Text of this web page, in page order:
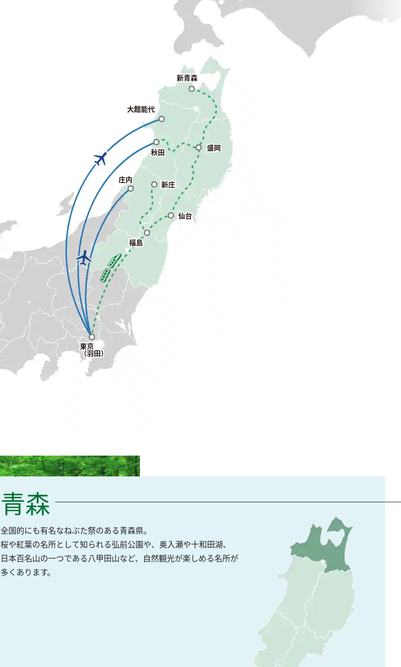
新青森
秋田
大館能代
盛岡
仙台
庄内 新庄
福島
東京
（羽田）
青森
全国的にも有名なねぶた祭のある青森県。
桜や紅葉の名所として知られる弘前公園や、奥入瀬や十和田湖、
日本百名山の一つである八甲田山など、自然観光が楽しめる名所が
多くあります。